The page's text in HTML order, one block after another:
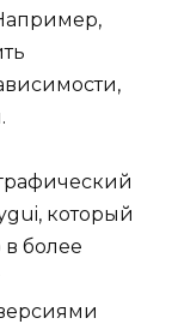
который
более